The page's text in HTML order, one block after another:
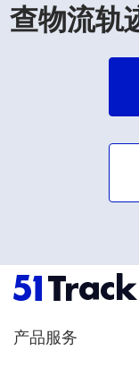
查物流轨
产品服务